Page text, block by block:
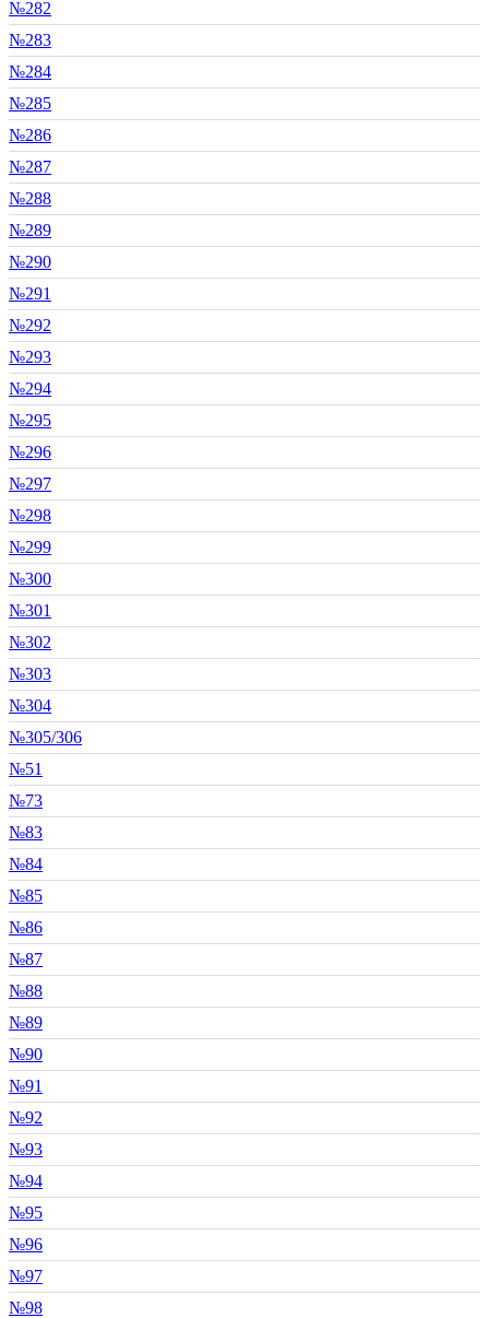
№282
№283
№284
№285
№286
№287
№288
№289
№290
№291
№292
№293
№294
№295
№296
№297
№298
№299
№300
№301
№302
№303
№304
№305/306
№51
№73
№83
№84
№85
№86
№87
№88
№89
№90
№91
№92
№93
№94
№95
№96
№97
№98